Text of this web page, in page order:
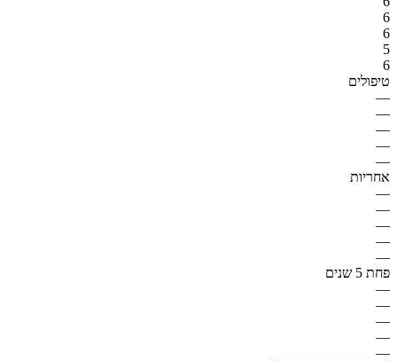
6
6
5
6
טיפולים
—
—
—
—
—
אחריות
—
—
—
—
—
פחת 5 שנים
—
—
—
—
—